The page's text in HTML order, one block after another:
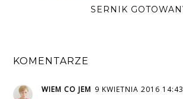
SERNIK
KOMENTARZE
WIEM CO JEM 9 KWIETNIA 2016 14:43